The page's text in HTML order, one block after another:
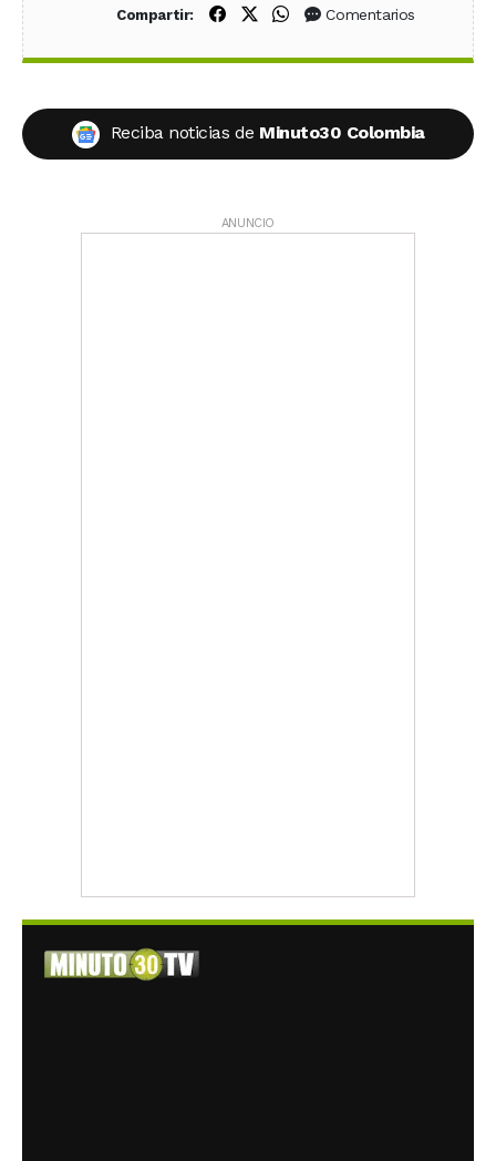
Compartir: Compartir en Facebook
Compartir en X (Twitter)
Compartir en WhatsApp
Comentarios
Reciba noticias de Minuto30 Colombia
ANUNCIO